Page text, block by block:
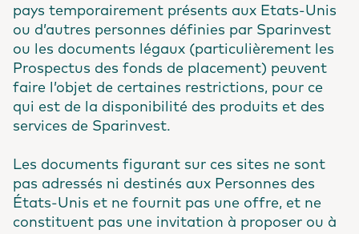
pays temporairement présents aux Etats-Unis
ou d’autres personnes définies par Sparinvest
ou les documents légaux (particulièrement les
Prospectus des fonds de placement) peuvent
faire l’objet de certaines restrictions, pour ce
qui est de la disponibilité des produits et des
services de Sparinvest.
Les documents figurant sur ces sites ne sont
pas adressés ni destinés aux Personnes des
États-Unis et ne fournit pas une offre, et ne
constituent pas une invitation à proposer ou à